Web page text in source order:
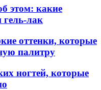
этом: какие
гель-лак
оттенки, которые
палитру
ногтей, которые